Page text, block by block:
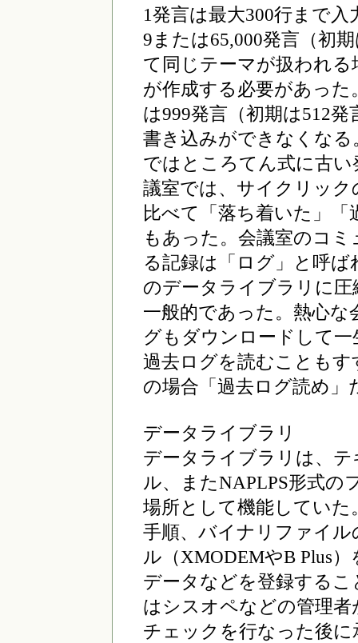
1発言は最大300行まで
9または65,000発言（初
て同じテーマが扱われ
が作成する必要があっ
は999発言（初期は512
書き込みができなくな
ではところてん式に古
議室では、サイクリッ
比べて「落ち着いた」
もあった。会議室のコ
る記録は「ログ」と呼
のデータライブラリに
一般的であった。熱心な
グもダウンロードして
過去ログを読むことも
の場合「過去ログ読め
データライブラリ
データライブラリは、
ル、またNAPLPS形式の
場所として機能してい
手順、バイナリファイ
ル（XMODEMやB Plus
データなどを登録する
はシスオペなどの管理
チェックを行なった後